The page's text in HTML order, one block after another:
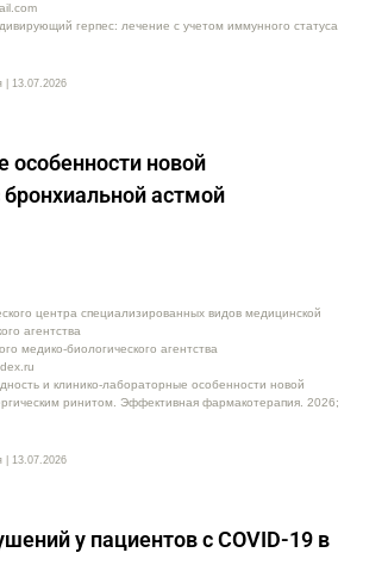
герпес: лечение с учетом иммунного статуса
| 13.07.2026
особенности новой
астмой
центра специализированных видов медицинской
агентства
медико-биологического агентства
и клинико-лабораторные особенности новой
ринитом. Эффективная фармакотерапия. 2026;
| 13.07.2026
у пациентов с COVID-19 в